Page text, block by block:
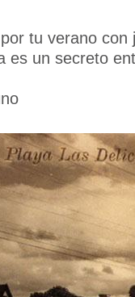
tu verano con
es un secreto